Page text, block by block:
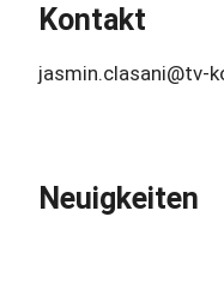
Kontakt
jasmin.clasani@tv-
Neuigkeiten